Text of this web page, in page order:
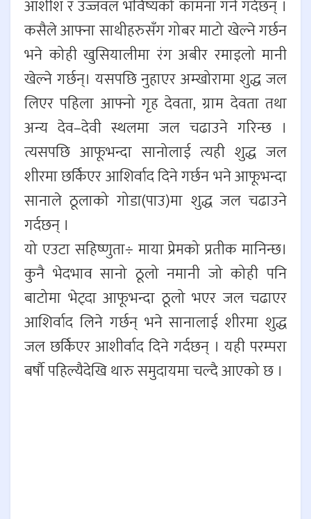
आशीश र उज्जवल भविष्यको कामना गर्ने गर्दछन् ।
कसैले आफ्ना साथीहरुसँग गोबर माटो खेल्ने गर्छन
भने कोही खुसियालीमा रंग अबीर रमाइलो मानी
खेल्ने गर्छन्। यसपछि नुहाएर अम्खोरामा शुद्ध जल
लिएर पहिला आफ्नो गृह देवता, ग्राम देवता तथा
अन्य देव–देवी स्थलमा जल चढाउने गरिन्छ ।
त्यसपछि आफूभन्दा सानोलाई त्यही शुद्ध जल
शीरमा छर्किएर आशिर्वाद दिने गर्छन भने आफूभन्दा
सानाले ठूलाको गोडा(पाउ)मा शुद्ध जल चढाउने
गर्दछन् ।
यो एउटा सहिष्णुता÷ माया प्रेमको प्रतीक मानिन्छ।
कुनै भेदभाव सानो ठूलो नमानी जो कोही पनि
बाटोमा भेट्दा आफूभन्दा ठूलो भएर जल चढाएर
आशिर्वाद लिने गर्छन् भने सानालाई शीरमा शुद्ध
जल छर्किएर आशीर्वाद दिने गर्दछन् । यही परम्परा
बर्षौ पहिल्यैदेखि थारु समुदायमा चल्दै आएको छ ।